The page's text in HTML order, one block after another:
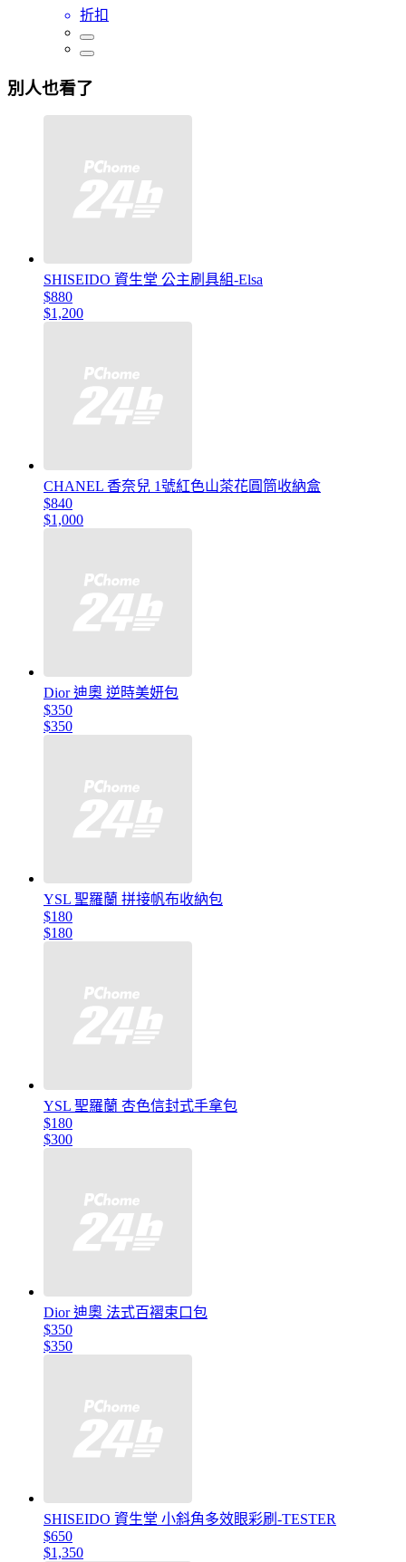
折扣
別人也看了
SHISEIDO 資生堂 公主刷具組-Elsa
$880
$1,200
CHANEL 香奈兒 1號紅色山茶花圓筒收納盒
$840
$1,000
Dior 迪奧 逆時美妍包
$350
$350
YSL 聖羅蘭 拼接帆布收納包
$180
$180
YSL 聖羅蘭 杏色信封式手拿包
$180
$300
Dior 迪奧 法式百褶束口包
$350
$350
SHISEIDO 資生堂 小斜角多效眼彩刷-TESTER
$650
$1,350